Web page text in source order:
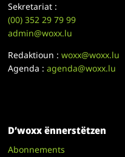
Sekretariat :
(00)352 29 79 99
admin@woxx.lu
Redaktioun :woxx@woxx.lu
Agenda :agenda@woxx.lu
D’woxx ënnerstëtzen
Abonnements